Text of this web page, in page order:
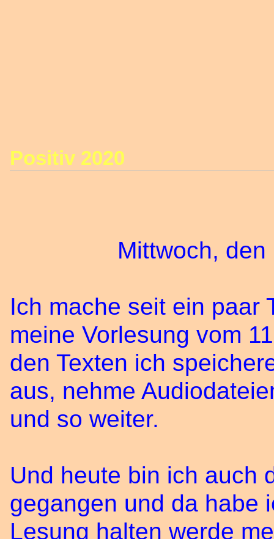
Positiv 2020
Mittwoch, den 1.
Ich mache seit ein paar
meine Vorlesung vom
den Texten ich
aus, nehme
und so weiter.
Und heute bin ich auch
gegangen und da habe
Lesung halten werde